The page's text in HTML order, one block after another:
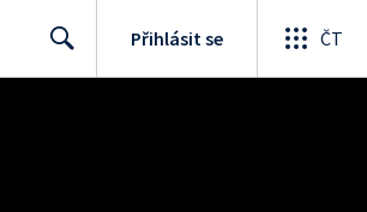
Přihlásit se ČT